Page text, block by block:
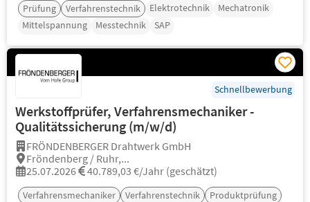
Prüfung Verfahrenstechnik Elektrotechnik
Mechatronik
Mittelspannung
Messtechnik SAP
Schnellbewerbung
Werkstoffprüfer, Verfahrensmechaniker -
Qualitätssicherung (m/w/d)
FRÖNDENBERGER Drahtwerk GmbH
Fröndenberg / Ruhr,...
25.07.2026
40.789,03 €/Jahr (geschätzt)
Verfahrensmechaniker Verfahrenstechnik
Produktprüfung